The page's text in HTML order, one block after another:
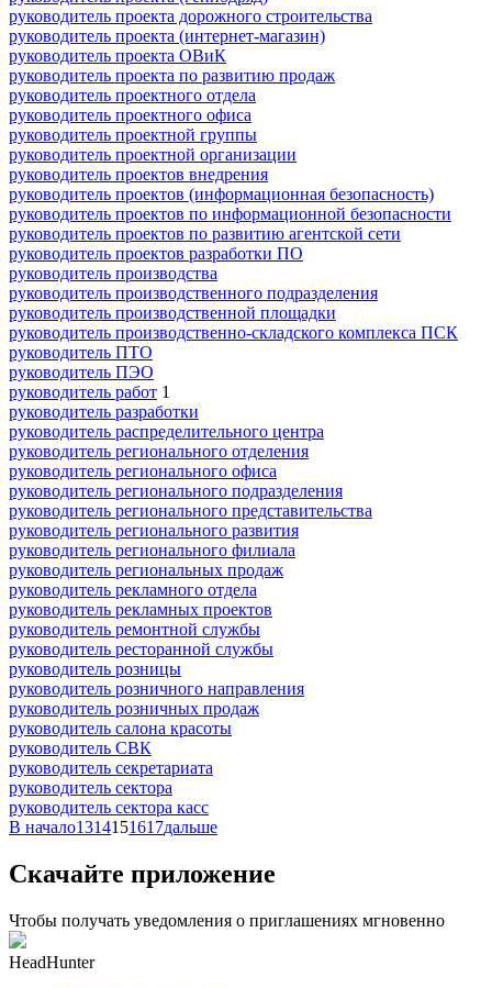
руководитель проекта дорожного строительства
руководитель проекта (интернет-магазин)
руководитель проекта ОВиК
руководитель проекта по развитию продаж
руководитель проектного отдела
руководитель проектного офиса
руководитель проектной группы
руководитель проектной организации
руководитель проектов внедрения
руководитель проектов (информационная безопасность)
руководитель проектов по информационной безопасности
руководитель проектов по развитию агентской сети
руководитель проектов разработки ПО
руководитель производства
руководитель производственного подразделения
руководитель производственной площадки
руководитель производственно-складского комплекса ПСК
руководитель ПТО
руководитель ПЭО
руководитель работ 1
руководитель разработки
руководитель распределительного центра
руководитель регионального отделения
руководитель регионального офиса
руководитель регионального подразделения
руководитель регионального представительства
руководитель регионального развития
руководитель регионального филиала
руководитель региональных продаж
руководитель рекламного отдела
руководитель рекламных проектов
руководитель ремонтной службы
руководитель ресторанной службы
руководитель розницы
руководитель розничного направления
руководитель розничных продаж
руководитель салона красоты
руководитель СВК
руководитель секретариата
руководитель сектора
руководитель сектора касс
В начало1314151617дальше
Скачайте приложение
Чтобы получать уведомления о приглашениях мгновенно
HeadHunter